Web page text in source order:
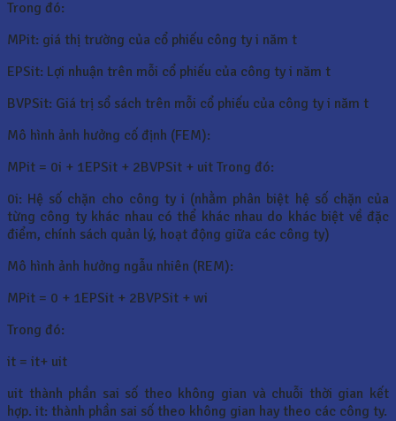
Trong đó:
MPit: giá thị trường của cổ phiếu công ty i năm t
EPSit: Lợi nhuận trên mỗi cổ phiếu của công ty i năm t
BVPSit: Giá trị sổ sách trên mỗi cổ phiếu của công ty i năm t
Mô hình ảnh hưởng cố định (FEM):
MPit = 0i + 1EPSit + 2BVPSit + uit Trong đó:
0i: Hệ số chặn cho công ty i (nhằm phân biệt hệ số chặn của
từng công ty khác nhau có thể khác nhau do khác biệt về đặc
điểm, chính sách quản lý, hoạt động giữa các công ty)
Mô hình ảnh hưởng ngẫu nhiên (REM):
MPit = 0 + 1EPSit + 2BVPSit + wi
Trong đó:
it = it+ uit
uit thành phần sai số theo không gian và chuỗi thời gian kết
hợp. it: thành phần sai số theo không gian hay theo các công ty.